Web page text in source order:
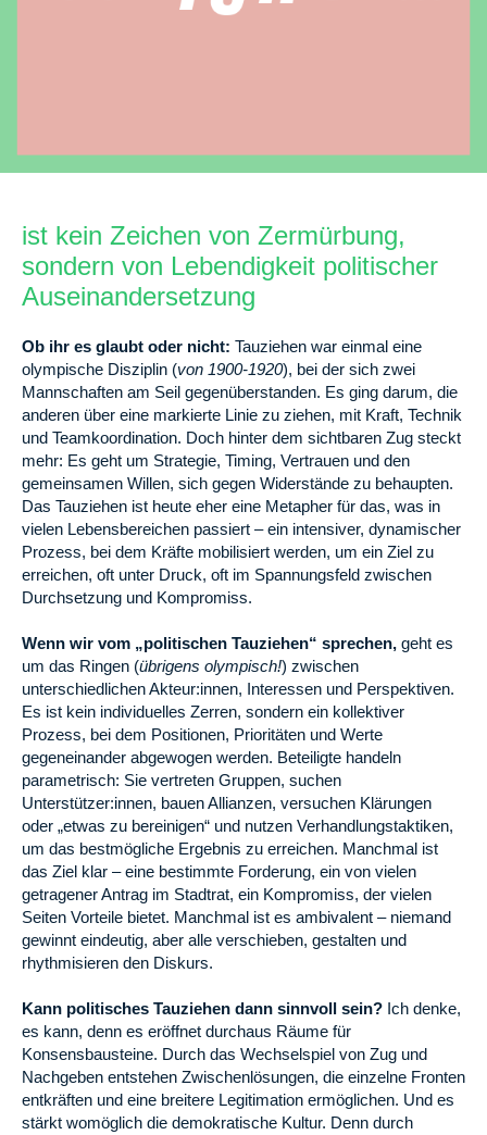
ist kein Zeichen von Zermürbung,
sondern von Lebendigkeit politischer
Auseinandersetzung
Ob ihr es glaubt oder nicht: Tauziehen war einmal eine
olympische Disziplin (von 1900-1920), bei der sich zwei
Mannschaften am Seil gegenüberstanden. Es ging darum, die
anderen über eine markierte Linie zu ziehen, mit Kraft, Technik
und Teamkoordination. Doch hinter dem sichtbaren Zug steckt
mehr: Es geht um Strategie, Timing, Vertrauen und den
gemeinsamen Willen, sich gegen Widerstände zu behaupten.
Das Tauziehen ist heute eher eine Metapher für das, was in
vielen Lebensbereichen passiert – ein intensiver, dynamischer
Prozess, bei dem Kräfte mobilisiert werden, um ein Ziel zu
erreichen, oft unter Druck, oft im Spannungsfeld zwischen
Durchsetzung und Kompromiss.
Wenn wir vom „politischen Tauziehen“ sprechen, geht es
um das Ringen (übrigens olympisch!) zwischen
unterschiedlichen Akteur:innen, Interessen und Perspektiven.
Es ist kein individuelles Zerren, sondern ein kollektiver
Prozess, bei dem Positionen, Prioritäten und Werte
gegeneinander abgewogen werden. Beteiligte handeln
parametrisch: Sie vertreten Gruppen, suchen
Unterstützer:innen, bauen Allianzen, versuchen Klärungen
oder „etwas zu bereinigen“ und nutzen Verhandlungstaktiken,
um das bestmögliche Ergebnis zu erreichen. Manchmal ist
das Ziel klar – eine bestimmte Forderung, ein von vielen
getragener Antrag im Stadtrat, ein Kompromiss, der vielen
Seiten Vorteile bietet. Manchmal ist es ambivalent – niemand
gewinnt eindeutig, aber alle verschieben, gestalten und
rhythmisieren den Diskurs.
Kann politisches Tauziehen dann sinnvoll sein? Ich denke,
es kann, denn es eröffnet durchaus Räume für
Konsensbausteine. Durch das Wechselspiel von Zug und
Nachgeben entstehen Zwischenlösungen, die einzelne Fronten
entkräften und eine breitere Legitimation ermöglichen. Und es
stärkt womöglich die demokratische Kultur. Denn durch